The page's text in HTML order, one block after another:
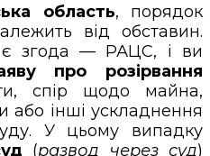
область, порядок
від обставин.
згода — РАЦС, і ви
про розірвання
спір щодо майна,
або інші ускладнення
У цьому випадку
(развод через суд)